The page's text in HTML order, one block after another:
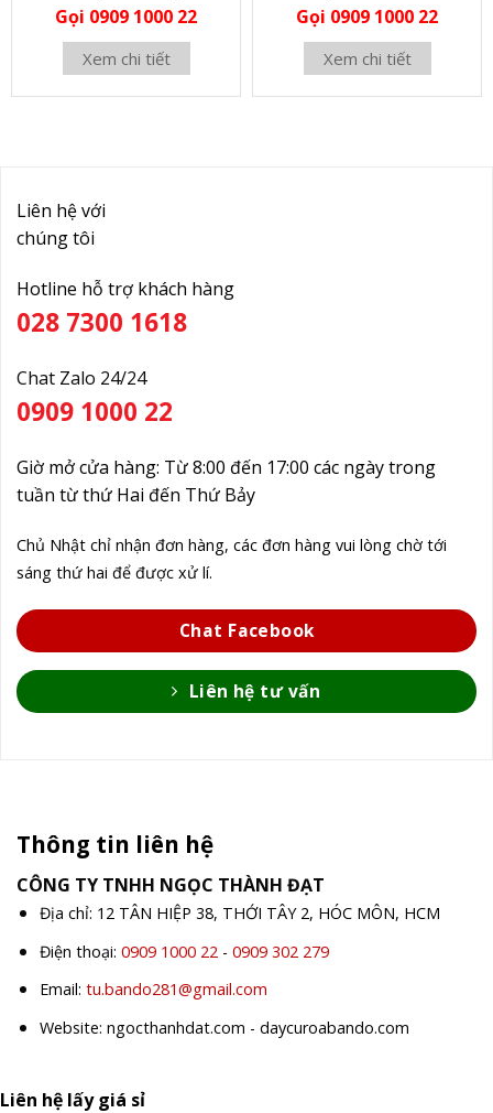
Gọi 0909 1000 22
Xem chi tiết
Gọi 0909 1000 22
Xem chi tiết
Liên hệ với
chúng tôi
Hotline hỗ trợ khách hàng
028 7300 1618
Chat Zalo 24/24
0909 1000 22
Giờ mở cửa hàng: Từ 8:00 đến 17:00 các ngày trong
tuần từ thứ Hai đến Thứ Bảy
Chủ Nhật chỉ nhận đơn hàng, các đơn hàng vui lòng chờ tới
sáng thứ hai để được xử lí.
Chat Facebook
Liên hệ tư vấn
Thông tin liên hệ
CÔNG TY TNHH NGỌC THÀNH ĐẠT
Địa chỉ: 12 TÂN HIỆP 38, THỚI TÂY 2, HÓC MÔN, HCM
Điện thoại: 0909 1000 22 - 0909 302 279
Email: tu.bando281@gmail.com
Website: ngocthanhdat.com - daycuroabando.com
Liên hệ lấy giá sỉ